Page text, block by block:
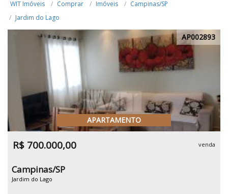
WIT Imóveis Comprar Imóveis
Campinas/SP
Jardim do Lago
AP002893
APARTAMENTO
R$ 700.000,00 venda
Campinas/SP
Jardim do Lago